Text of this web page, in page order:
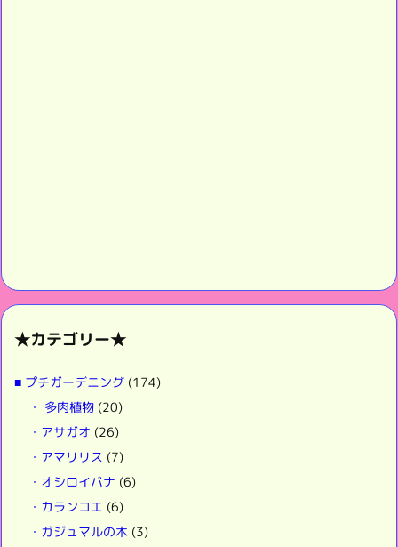
★カテゴリー★
■ プチガーデニング (174)
・ 多肉植物 (20)
・アサガオ (26)
・アマリリス (7)
・オシロイバナ (6)
・カランコエ (6)
・ガジュマルの木 (3)